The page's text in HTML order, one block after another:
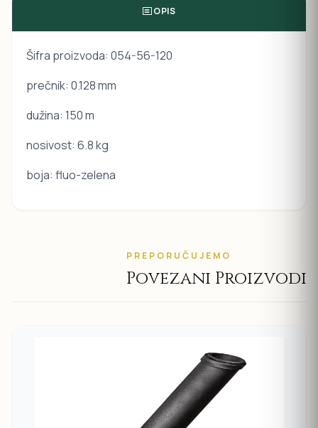
OPIS
Šifra proizvoda: 054-56-120
prečnik: 0.128 mm
dužina: 150 m
nosivost: 6.8 kg
boja: fluo-zelena
PREPORUČUJEMO
Povezani Proizvodi